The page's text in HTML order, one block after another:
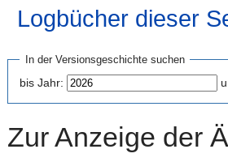
Logbücher dieser
In der Versionsgeschichte suchen
bis Jahr:
Zur Anzeige der